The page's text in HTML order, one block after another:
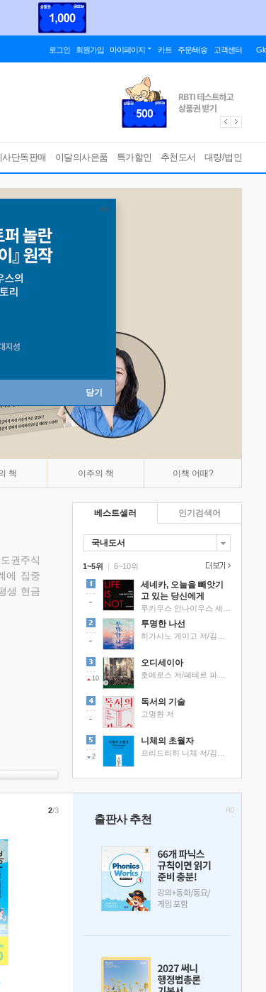
로그인 회원가입 마이페이지 카트 주문/배송 고객센터
사단독판매 이달의사은품 특가할인 추천도서 대량/법인
닫기
책 이주의 책 이책 어때?
권주식
에 집중
생 현금
베스트셀러
국내도서
1~5위 |
세네카, 오늘을 빼앗기
고 있는 당신에게
투명한 나선
10
오디세이아
독서의 기술
고명환 저
2
니체의 초월자
6~10위
인기검색어
2/3
출판사 추천